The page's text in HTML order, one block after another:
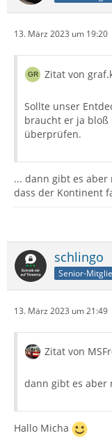
13. März 2023 um 19:20
Zitat von
Sollte unser
braucht er ja bloß
überprüfen.
... dann gibt es
dass der Kontinent
schlingo
Senior-
13. März 2023 um 21:49
Zitat von
dann gibt es aber
Hallo Micha